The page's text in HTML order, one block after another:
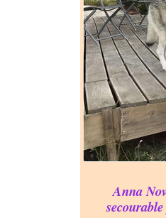
Anna